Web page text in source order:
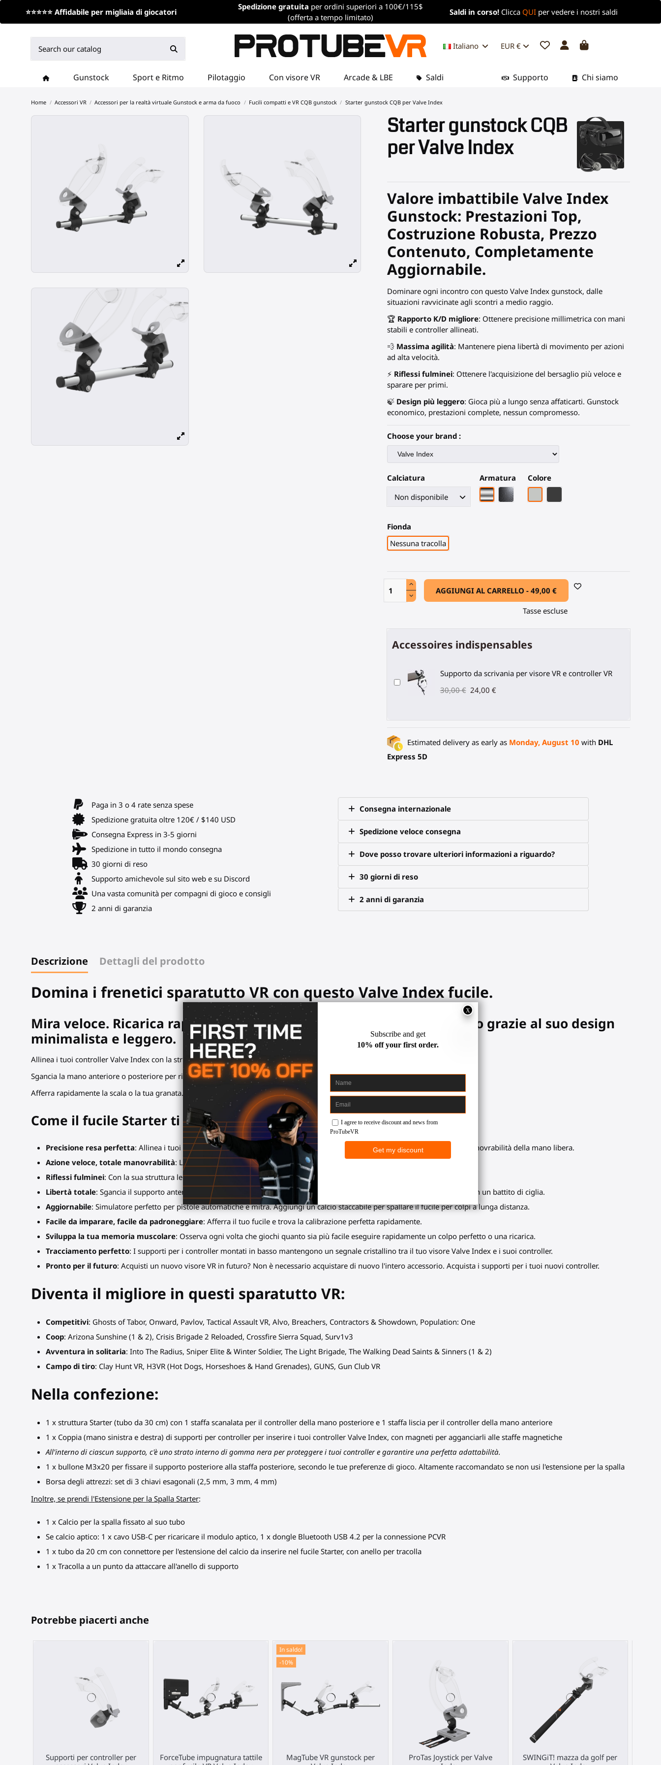
⭐⭐⭐⭐⭐ Affidabile per migliaia di giocatori
Spedizione gratuita per ordini superiori a 100€/115$
(offerta a tempo limitato)
Saldi in corso! Clicca QUI per vedere i nostri saldi
EUR €
Italiano
Gunstock Sport e Ritmo Pilotaggio Con visore VR Arcade & LBE Saldi Chi siamo
Supporto
Home Accessori VR Accessori per la realtà virtuale Gunstock e arma da fuoco Fucili compatti e VR CQB gunstock Starter gunstock CQB per Valve Index
Starter gunstock CQB
per Valve Index
Valore imbattibile Valve Index
Gunstock: Prestazioni Top,
Costruzione Robusta, Prezzo
Contenuto, Completamente
Aggiornabile.
Dominare ogni incontro con questo Valve Index gunstock, dalle
situazioni ravvicinate agli scontri a medio raggio.
🏆 Rapporto K/D migliore: Ottenere precisione millimetrica con mani
stabili e controller allineati.
💨 Massima agilità: Mantenere piena libertà di movimento per azioni
ad alta velocità.
⚡ Riflessi fulminei: Ottenere l'acquisizione del bersaglio più veloce e
sparare per primi.
🍃 Design più leggero: Gioca più a lungo senza affaticarti. Gunstock
economico, prestazioni complete, nessun compromesso.
Choose your brand :
Calciatura
Armatura
Armatura cromata
Fibra di carbonio nera
Colore
Fionda
Nessuna tracolla
AGGIUNGI AL CARRELLO -49,00 €
Tasse escluse
Accessoires indispensables
Supporto da scrivania per visore VR e controller VR
30,00 € 24,00 €
Estimated delivery as early as Monday, August 10 with DHL
Express 5D
Paga in 3 o 4 rate senza spese
Spedizione gratuita oltre 120€ / $140 USD
Consegna Express in 3-5 giorni
Spedizione in tutto il mondo consegna
30 giorni di reso
Supporto amichevole sul sito web e su Discord
Una vasta comunità per compagni di gioco e consigli
2 anni di garanzia
Consegna internazionale
Spedizione veloce consegna
Dove posso trovare ulteriori informazioni a riguardo?
30 giorni di reso
2 anni di garanzia
Descrizione Dettagli del prodotto
Domina i frenetici sparatutto VR con questo Valve Indexfucile.
Mira veloce. Ricarica rapida. Punteggio alto. Il
Starter è perfetto grazie al suo design
minimalista e leggero.
Allinea i tuoi controller Valve Index con la struttura. Abbatti il team nemico con una mira stabile.
Sgancia la mano anteriore o posteriore per ricaricare velocemente, riagganciala e colleziona i frag.
Afferra rapidamente la scala o la tua granata. Mantieni la tua piena destrezza tattica.
Come ilfucile Starter ti farà diventare il giocatore del gioco:
Precisione resa perfetta: Allinea i tuoi controller per una mira perfetta (ADS o fuoco all'anca) preservando al contempo la manovrabilità della mano libera.
Azione veloce, totale manovrabilità: La tua velocità di acquisizione del bersaglio salirà alle stelle, così come il tuo punteggio.
Riflessi fulminei: Con la sua struttura leggera, abbatti i tuoi avversari prima che possano reagire.
Libertà totale: Sgancia il supporto anteriore per eseguire azioni secondarie come ricaricare o lanciare granate, e riaggancialo in un battito di ciglia.
Aggiornabile: Simulatore perfetto per pistole automatiche e mitra. Aggiungi un calcio staccabile per spallare il fucile per colpi a lunga distanza.
Facile da imparare, facile da padroneggiare: Afferra il tuo fucile e trova la calibrazione perfetta rapidamente.
Sviluppa la tua memoria muscolare: Osserva ogni volta che giochi quanto sia più facile eseguire rapidamente un colpo perfetto o una ricarica.
Tracciamento perfetto: I supporti per i controller montati in basso mantengono un segnale cristallino tra il tuo visore Valve Index e i suoi controller.
Pronto per il futuro: Acquisti un nuovo visore VR in futuro? Non è necessario acquistare di nuovo l'intero accessorio. Acquista i supporti per i tuoi nuovi controller.
Diventa il migliore in questi sparatutto VR:
Competitivi: Ghosts of Tabor, Onward, Pavlov, Tactical Assault VR, Alvo, Breachers, Contractors & Showdown, Population: One
Coop: Arizona Sunshine (1 & 2), Crisis Brigade 2 Reloaded, Crossfire Sierra Squad, Surv1v3
Avventura in solitaria: Into The Radius, Sniper Elite & Winter Soldier, The Light Brigade, The Walking Dead Saints & Sinners (1 & 2)
Campo di tiro: Clay Hunt VR, H3VR (Hot Dogs, Horseshoes & Hand Grenades), GUNS, Gun Club VR
Nella confezione:
1 x struttura Starter (tubo da 30 cm) con 1 staffa scanalata per il controller della mano posteriore e 1 staffa liscia per il controller della mano anteriore
1 x Coppia (mano sinistra e destra) di supporti per controller per inserire i tuoi controller Valve Index, con magneti per agganciarli alle staffe magnetiche
All'interno di ciascun supporto, c'è uno strato interno di gomma nera per proteggere i tuoi controller e garantire una perfetta adattabilità.
1 x bullone M3x20 per fissare il supporto posteriore alla staffa posteriore, secondo le tue preferenze di gioco. Altamente raccomandato se non usi l'estensione per la spalla
Borsa degli attrezzi: set di 3 chiavi esagonali (2,5 mm, 3 mm, 4 mm)
Inoltre, se prendi l'Estensione per la Spalla Starter:
1 x Calcio per la spalla fissato al suo tubo
Se calcio aptico: 1 x cavo USB-C per ricaricare il modulo aptico, 1 x dongle Bluetooth USB 4.2 per la connessione PCVR
1 x tubo da 20 cm con connettore per l'estensione del calcio da inserire nelfucile Starter, con anello per tracolla
1 x Tracolla a un punto da attaccare all'anello di supporto
Potrebbe piacerti anche
Supporti per controller per
ForceTube impugnatura tattile
In saldo!
-10%
MagTube VR gunstock per
ProTas Joystick per Valve
SWINGiT! mazza da golf per